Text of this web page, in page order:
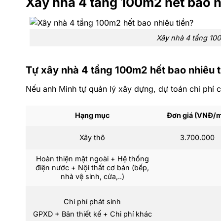
Xây nhà 4 tầng
Tự xây nhà 4 tầng 100m2 hết bao nhiêu
Nếu anh Minh tự quản lý xây dựng, dự toán chi phí
Hạng mục Đơn giá (VNĐ/
Xây thô 3.700.000
Hoàn thiện mặt ngoài + Hệ thống
điện nước + Nội thất cơ bản (bếp,
nhà vệ sinh, cửa,..)
Chi phí phát sinh
GPXD + Bản thiết kế + Chi phí khác